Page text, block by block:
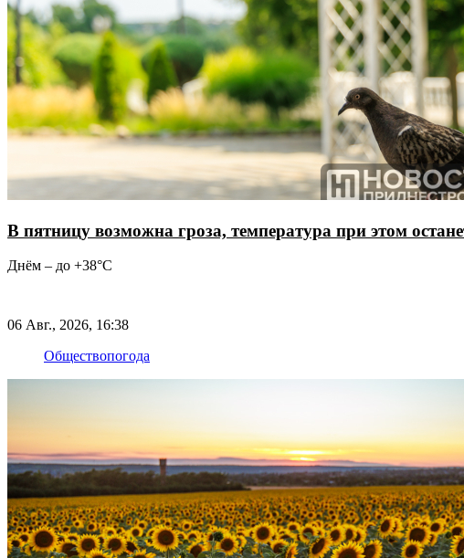
В пятницу возможна гроза, температура при этом
Днём – до +38°С
06 Авг., 2026, 16:38
Обществопогода